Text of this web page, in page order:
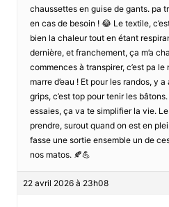
chaussettes en guise de gants. pa
en cas de besoin ! 😂 Le textile,
bien la chaleur tout en étant
dernière, et franchement, ça m’a
commences à transpirer, c’est pa
marre d’eau ! Et pour les randos, y
grips, c’est top pour tenir les
essaies, ça va te simplifier la vie.
prendre, surout quand on est en
fasse une sortie ensemble un de
nos matos. 🍂💪
22 avril 2026 à 23h08